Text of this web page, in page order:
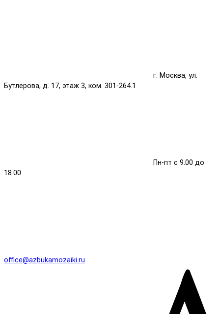
г. Москва, ул.
Бутлерова, д. 17, этаж 3, ком. 301-264.1
Пн-пт с 9.00 до
18.00
office@azbukamozaiki.ru